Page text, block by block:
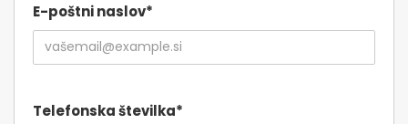
E-poštni naslov*
Telefonska številka*